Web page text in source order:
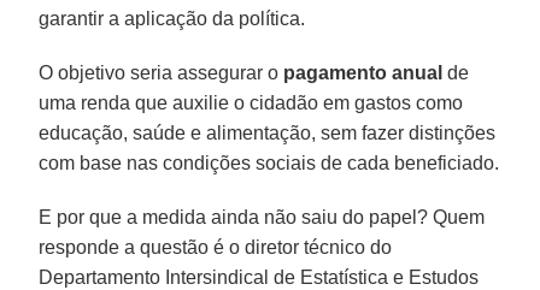
garantir a aplicação da política.
O objetivo seria assegurar o pagamento anual de
uma renda que auxilie o cidadão em gastos como
educação, saúde e alimentação, sem fazer distinções
com base nas condições sociais de cada beneficiado.
E por que a medida ainda não saiu do papel? Quem
responde a questão é o diretor técnico do
Departamento Intersindical de Estatística e Estudos